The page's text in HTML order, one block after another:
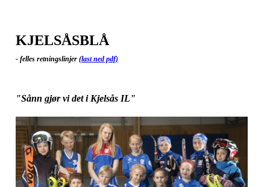
KJELSÅSBLÅ
- felles retningslinjer (last ned pdf)
"Sånn gjør vi det i Kjelsås IL"